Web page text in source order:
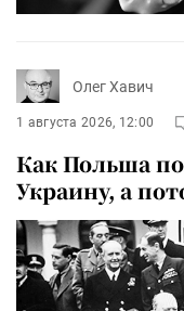
Олег Хавич
1 августа 2026, 12:00
Как Польша
Украину, а